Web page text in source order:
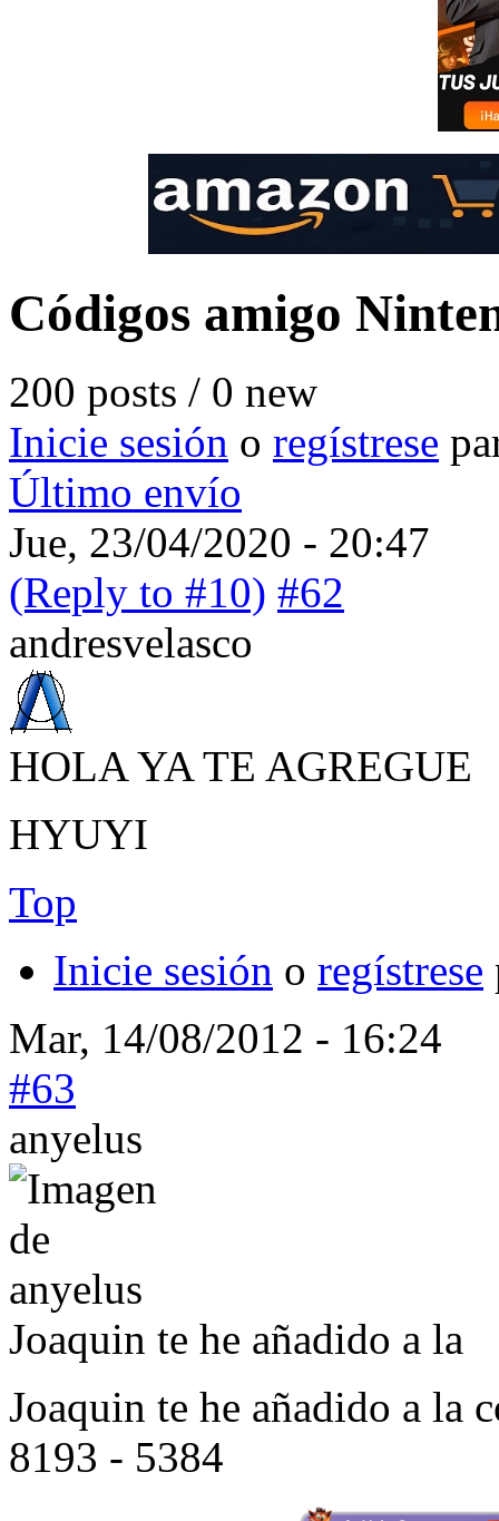
Códigos amigo
200 posts / 0 new
Inicie sesión o regístrese
Último envío
Jue, 23/04/2020 - 20:47
(Reply to #10) #62
andresvelasco
HOLA YA TE AGREGUE
HYUYI
Top
Inicie sesión o regístrese
Mar, 14/08/2012 - 16:24
#63
anyelus
Joaquin te he añadido a la
Joaquin te he añadido a la
8193 - 5384